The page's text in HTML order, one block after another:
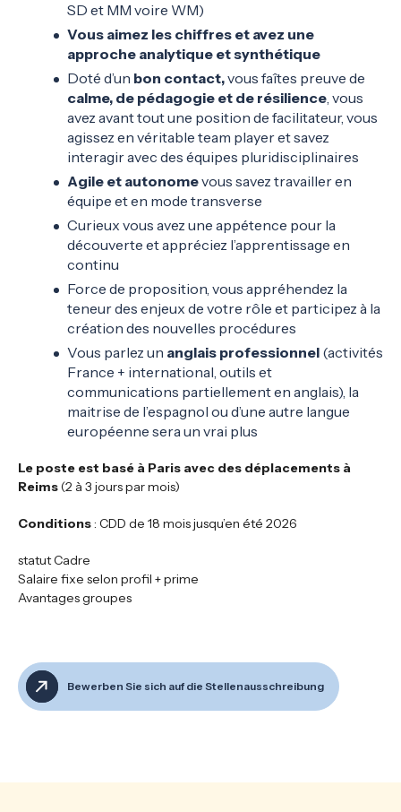
SD et MM voire WM)
Vous aimez les chiffres et avez une
approche analytique et synthétique
Doté d’un bon contact,vous faîtes preuve de
calme, de pédagogie et de résilience, vous
avez avant tout une position de facilitateur, vous
agissez en véritable team player et savez
interagir avec des équipes pluridisciplinaires
Agile et autonomevous savez travailler en
équipe et en mode transverse
Curieux vous avez une appétence pour la
découverte et appréciez l’apprentissage en
continu
Force de proposition, vous appréhendez la
teneur des enjeux de votre rôle et participez à la
création des nouvelles procédures
Vous parlez un anglais professionnel (activités
France + international, outils et
communications partiellement en anglais), la
maitrise de l’espagnol ou d’une autre langue
européenne sera un vrai plus
Le poste est basé à Paris avec des déplacements à
Reims(2 à 3 jours par mois)
Conditions: CDD de 18 mois jusqu’en été 2026
statut Cadre
Salaire fixe selon profil + prime
Avantages groupes
Bewerben Sie sich auf die Stellenausschreibung